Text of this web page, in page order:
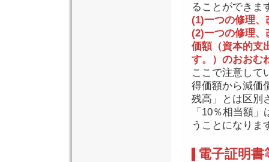
ることができま
(1)一つの修理、
(2)一つの修理、
価額（資本的支
す。）のおおむ
ここで注意して
得価額から減価
残高」とは区別
「10％相当額
うことになりま
電子証明書